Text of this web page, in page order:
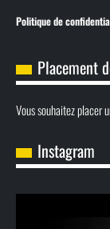
Politique de
Placement
Vous souhaitez placer
Instagram